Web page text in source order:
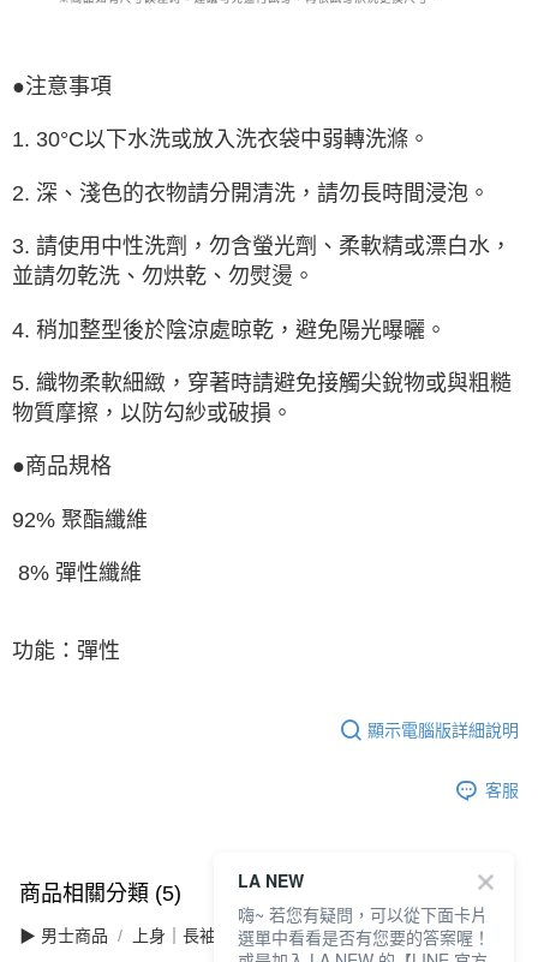
●注意事項
1. 30°C以下水洗或放入洗衣袋中弱轉洗滌。
2. 深、淺色的衣物請分開清洗，請勿長時間浸泡。
3. 請使用中性洗劑，勿含螢光劑、柔軟精或漂白水，
並請勿乾洗、勿烘乾、勿熨燙。
4. 稍加整型後於陰涼處晾乾，避免陽光曝曬。
5. 織物柔軟細緻，穿著時請避免接觸尖銳物或與粗糙
物質摩擦，以防勾紗或破損。
●商品規格
92% 聚酯纖維
8% 彈性纖維
功能：彈性
顯示電腦版詳細說明
客服
商品相關分類 (5) 查看全部
▶ 男士商品 上身｜長袖
LA NEW
嗨~ 若您有疑問，可以從下面卡片
選單中看看是否有您要的答案喔！